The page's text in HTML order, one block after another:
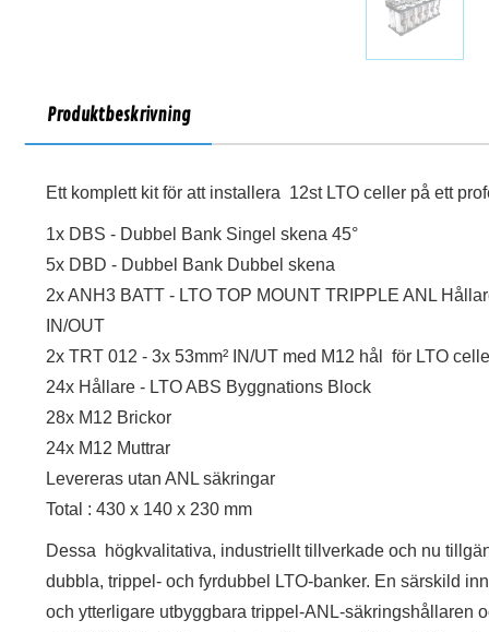
Produktbeskrivning
Ett komplett kit för att installera 12st LTO celler på ett
1x DBS - Dubbel Bank Singel skena 45°
5x DBD - Dubbel Bank Dubbel skena
2x ANH3 BATT - LTO TOP MOUNT TRIPPLE ANL
IN/OUT
2x TRT 012 - 3x 53mm² IN/UT med M12 hål för LTO
24x Hållare - LTO ABS Byggnations Block
28x M12 Brickor
24x M12 Muttrar
Levereras utan ANL säkringar
Total : 430 x 140 x 230 mm
Dessa högkvalitativa, industriellt tillverkade och nu
dubbla, trippel- och fyrdubbel LTO-banker. En särskild
och ytterligare utbyggbara trippel-ANL-säkringshållaren